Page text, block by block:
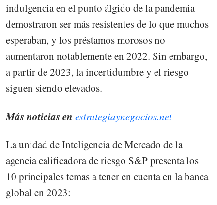
indulgencia en el punto álgido de la pandemia
demostraron ser más resistentes de lo que muchos
esperaban, y los préstamos morosos no
aumentaron notablemente en 2022. Sin embargo,
a partir de 2023, la incertidumbre y el riesgo
siguen siendo elevados.
Más noticias en estrategiaynegocios.net
La unidad de Inteligencia de Mercado de la
agencia calificadora de riesgo S&P presenta los
10 principales temas a tener en cuenta en la banca
global en 2023: